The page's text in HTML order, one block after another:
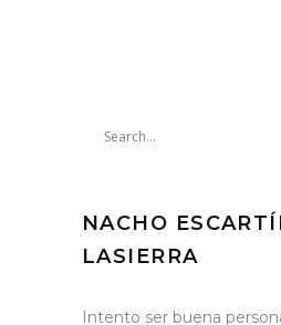
NACHO
LASIERRA
Intento ser buena